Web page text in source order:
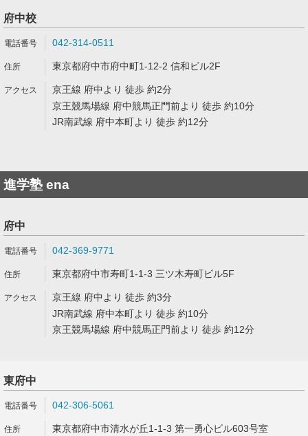
府中校
042-314-0511
東京都府中市府中町1-12-2 信和ビル2F
京王線 府中より 徒歩 約2分
京王競馬場線 府中競馬正門前より 徒歩 約10分
JR南武線 府中本町より 徒歩 約12分
進学塾 ena
府中
042-369-9771
東京都府中市寿町1-1-3 三ツ木寿町ビル5F
京王線 府中より 徒歩 約3分
JR南武線 府中本町より 徒歩 約10分
京王競馬場線 府中競馬正門前より 徒歩 約12分
東府中
042-306-5061
東京都府中市清水が丘1-1-3 第一勇心ビル603号室